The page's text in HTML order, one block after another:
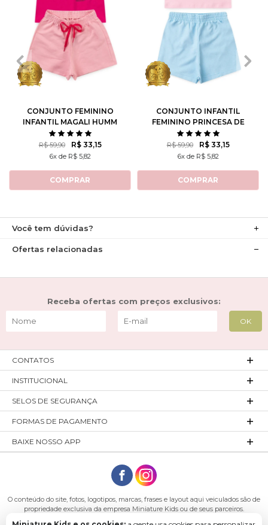
1 6
CONJUNTO FEMININO
INFANTIL MAGALI HUMM
AMO MELANCIA- TURMA
DA MÔNICA
R$ 59,90 R$ 33,15
6x de R$ 5,82
COMPRAR
1 6
10
CONJUNTO INFANTIL
FEMININO PRINCESA DE
ATITUDE - TURMA DA
MÔNICA
R$ 59,90 R$ 33,15
6x de R$ 5,82
COMPRAR
Você tem dúvidas?
Ofertas relacionadas
Receba ofertas com preços exclusivos:
CONTATOS
INSTITUCIONAL
SELOS DE SEGURANÇA
FORMAS DE PAGAMENTO
BAIXE NOSSO APP
O conteúdo do site, fotos, logotipos, marcas, frases e layout aqui veiculados são de
propriedade exclusiva da empresa Miniature Kids ou de seus parceiros.
Todos os direitos reservados. Platinum Indústria de Confecções LTDA - CNPJ: